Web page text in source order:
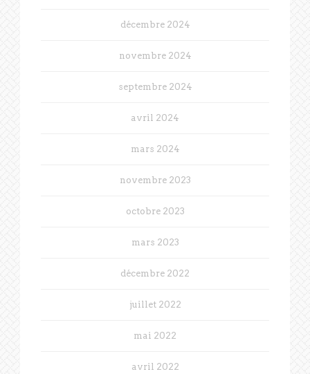
décembre 2024
novembre 2024
septembre 2024
avril 2024
mars 2024
novembre 2023
octobre 2023
mars 2023
décembre 2022
juillet 2022
mai 2022
avril 2022